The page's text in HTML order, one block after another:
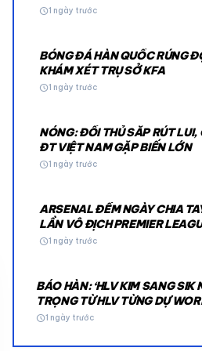
schedule1 ngày trước
BÓNG ĐÁ HÀN QUỐC RÚNG
KHÁM XÉT TRỤ SỞ KFA
schedule1 ngày trước
NÓNG: ĐỐI THỦ SẮP RÚT LUI,
ĐT VIỆT NAM GẶP BIẾN LỚN
schedule1 ngày trước
ARSENAL ĐẾM NGÀY CHIA
LẦN VÔ ĐỊCH PREMIER
schedule1 ngày trước
BÁO HÀN: ‘HLV KIM SANG SIK
TRỌNG TỪ HLV TỪNG DỰ
schedule1 ngày trước